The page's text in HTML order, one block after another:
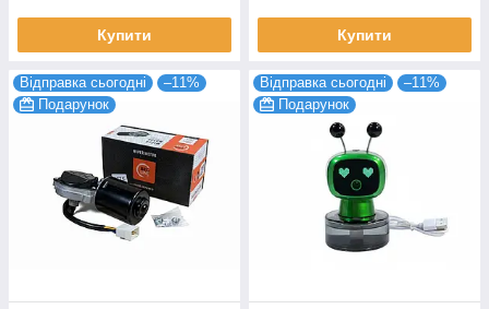
Купити Купити
Відправка сьогодні
–11%
Подарунок
Відправка сьогодні
–11%
Подарунок